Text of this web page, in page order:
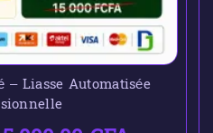
– Liasse Automatisée